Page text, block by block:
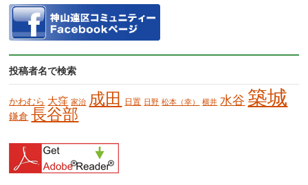
投稿者名で検索
かわむら 大窪 家治 成田 日置 日野 松本（幸） 横井 水谷 築城
鎌倉 長谷部